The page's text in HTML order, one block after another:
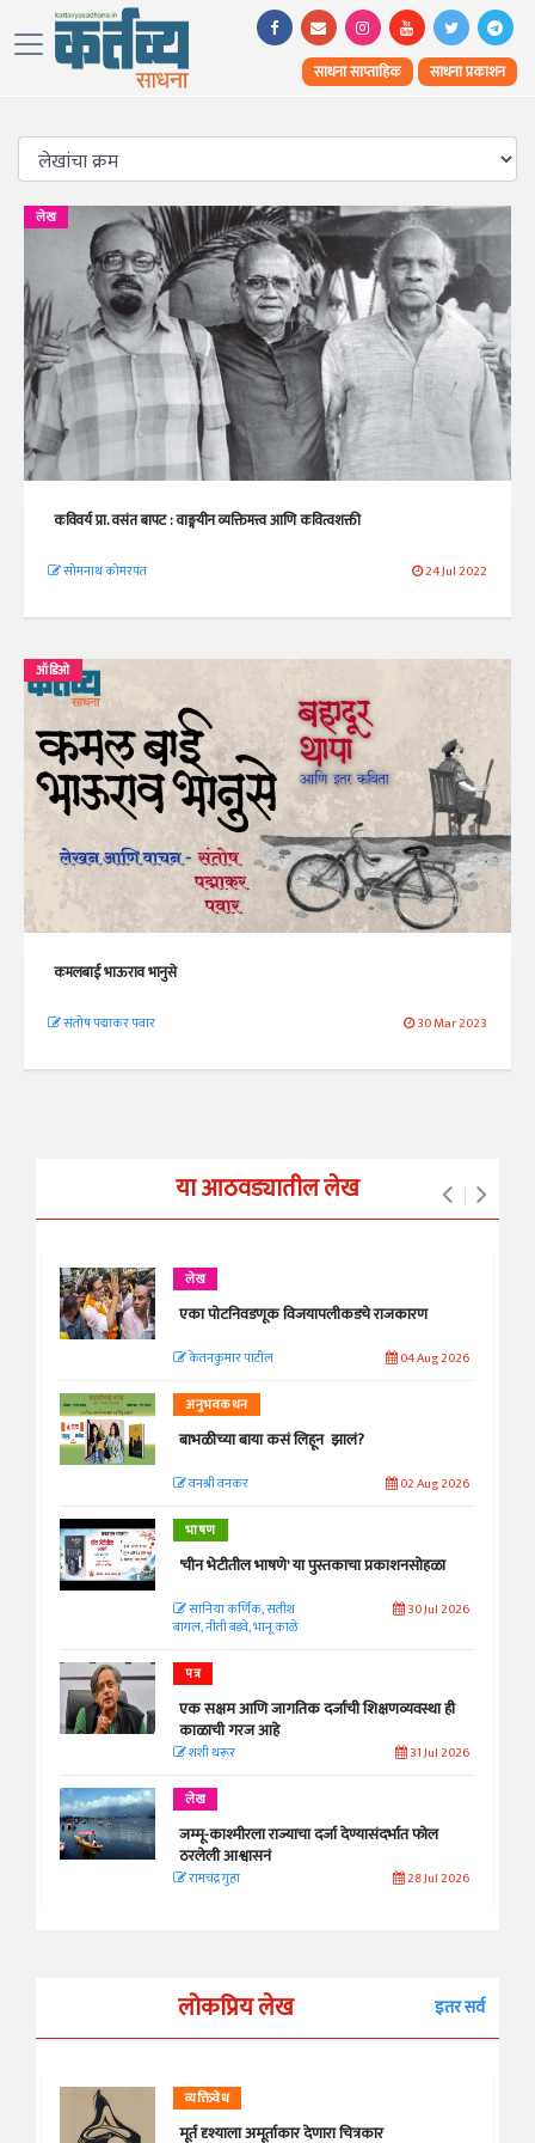
साधना साप्ताहिक साधना प्रकाशन
लेख
कविवर्य प्रा. वसंत बापट : वाङ्मयीन व्यक्तिमत्त्व आणि कवित्वशक्ती
सोमनाथ कोमरपंत 24 Jul 2022
ऑडिओ
कमलबाई भाऊराव भानुसे
संतोष पद्माकर पवार 30 Mar 2023
या आठवड्यातील लेख
लेख
एका पोटनिवडणूक विजयापलीकडचे राजकारण
केतनकुमार पाटील 04 Aug 2026
अनुभवकथन
बाभळीच्या बाया कसं लिहून झालं?
वनश्री वनकर 02 Aug 2026
भाषण
'चीन भेटीतील भाषणे' या पुस्तकाचा प्रकाशनसोहळा
सानिया कर्णिक, सतीश
बागल, नीती बडवे, भानू काळे
30 Jul 2026
पत्र
एक सक्षम आणि जागतिक दर्जाची शिक्षणव्यवस्था ही
काळाची गरज आहे
शशी थरूर 31 Jul 2026
लेख
जम्मू-काश्मीरला राज्याचा दर्जा देण्यासंदर्भात फोल
ठरलेली आश्वासनं
रामचंद्र गुहा 28 Jul 2026
लोकप्रिय लेख इतर सर्व
व्यक्तिवेध
मूर्त दृश्याला अमूर्ताकार देणारा चित्रकार